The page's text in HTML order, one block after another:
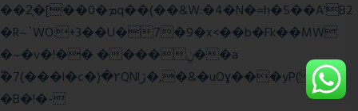
��2͔�[��0�ܡq��(��&W:�4�N�=h�5��A'B2
�R~`WO:+3��U�7�9�x<��b�Fk��MW
�~�v�!�� ����ݧ��a
ّ�7(���l�c�)�۲QNlڙ�,�&�uOɣ���yP( z�D|
�B�!�-